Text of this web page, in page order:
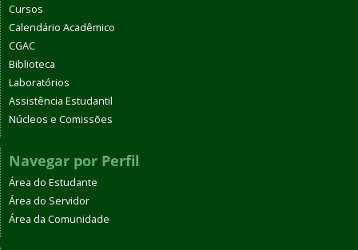
Cursos
Calendário Acadêmico
CGAC
Biblioteca
Laboratórios
Assistência Estudantil
Núcleos e Comissões
Navegar por Perfil
Área do Estudante
Área do Servidor
Área da Comunidade